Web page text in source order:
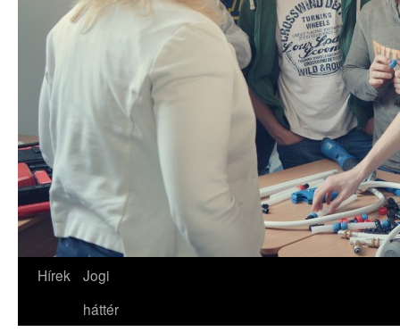
Hírek
Jogi
háttér